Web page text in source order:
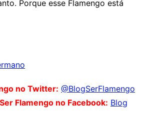
Porque esse Flamengo está
no Twitter: @BlogSerFlamengo
Flamengo no Facebook: Blog